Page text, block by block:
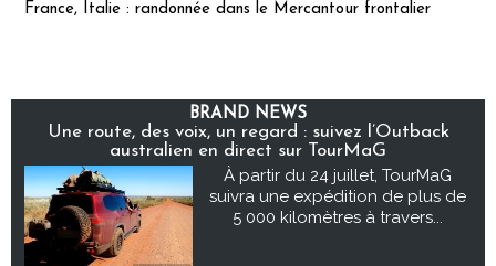
France, Italie : randonnée dans le Mercantour frontalier
BRAND NEWS
Une route, des voix, un regard : suivez l’Outback
australien en direct sur TourMaG
À partir du 24 juillet, TourMaG
suivra une expédition de plus de
5 000 kilomètres à travers...